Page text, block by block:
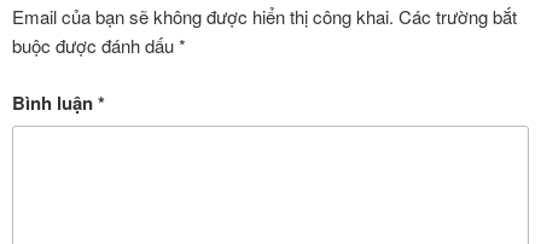
Email của bạn sẽ không được hiển thị công khai. Các trường bắt
buộc được đánh dấu*
Bình luận*